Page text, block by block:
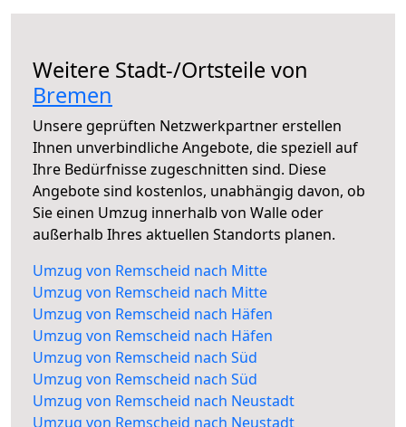
Weitere Stadt-/Ortsteile von
Bremen
Unsere geprüften Netzwerkpartner erstellen
Ihnen unverbindliche Angebote, die speziell auf
Ihre Bedürfnisse zugeschnitten sind. Diese
Angebote sind kostenlos, unabhängig davon, ob
Sie einen Umzug innerhalb von Walle oder
außerhalb Ihres aktuellen Standorts planen.
Umzug von Remscheid nach Mitte
Umzug von Remscheid nach Mitte
Umzug von Remscheid nach Häfen
Umzug von Remscheid nach Häfen
Umzug von Remscheid nach Süd
Umzug von Remscheid nach Süd
Umzug von Remscheid nach Neustadt
Umzug von Remscheid nach Neustadt